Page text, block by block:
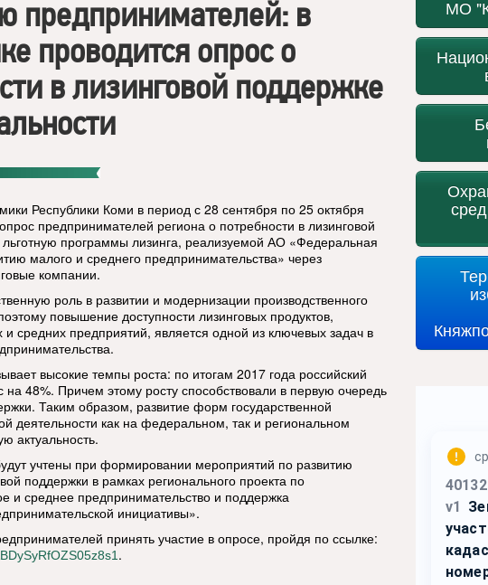
предпринимателей: в
проводится опрос о
в лизинговой поддержке
Республики Коми в период с 28 сентября по 25 октября
предпринимателей региона о потребности в лизинговой
программы лизинга, реализуемой АО «Федеральная
малого и среднего предпринимательства» через
компании.
роль в развитии и модернизации производственного
повышение доступности лизинговых продуктов,
средних предприятий, является одной из ключевых задач в
высокие темпы роста: по итогам 2017 года российский
на 48%. Причем этому росту способствовали в первую очередь
Таким образом, развитие форм государственной
деятельности как на федеральном, так и региональном
актуальность.
учтены при формировании мероприятий по развитию
поддержки в рамках регионального проекта по
и среднее предпринимательство и поддержка
инициативы».
принять участие в опросе, пройдя по ссылке:
.
МО